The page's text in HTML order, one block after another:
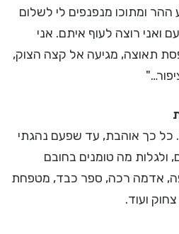
ההר ומתוכו מנפנפים לי לשלום
ואני רוצה לעוף איתם. אני
תאוצה, מגיעה אל קצה הצוק,
. כל כך אוהבת, עד שפעם נהגתי
ולגלות מה טומנים בחובם
אדמה רכה, ספר כבד, מטפחת
ועוד.